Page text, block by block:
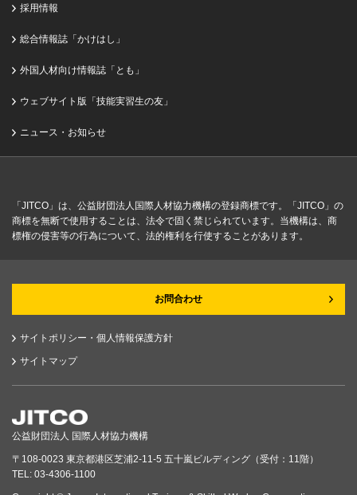
採用情報
総合情報誌「かけはし」
外国人材向け情報誌「とも」
ウェブサイト版「技能実習生の友」
ニュース・お知らせ
「JITCO」は、公益財団法人国際人材協力機構の登録商標です。「JITCO」の
商標を無断で使用することは、法令で固く禁じられています。当機構は、商
標権の侵害等の行為について、法的権利を行使することがあります。
お問合わせ
サイトポリシー・個人情報保護方針
サイトマップ
公益財団法人 国際人材協力機構
〒108-0023 東京都港区芝浦2-11-5 五十嵐ビルディング（受付：11階）
TEL: 03-4306-1100